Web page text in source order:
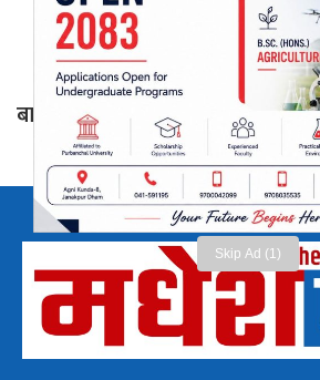
Skip Ad (1)
बागमतीको मुख्यमन्त्रीमा इन्द्र